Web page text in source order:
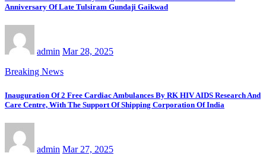
Anniversary Of Late Tulsiram Gundaji Gaikwad
admin Mar 28, 2025
Breaking News
Inauguration Of 2 Free Cardiac Ambulances By RK HIV AIDS Research And
Care Centre, With The Support Of Shipping Corporation Of India
admin Mar 27, 2025